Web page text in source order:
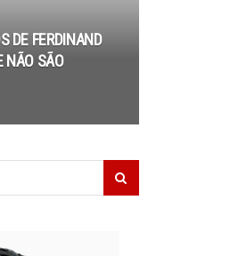
DE FERDINAND
NÃO SÃO